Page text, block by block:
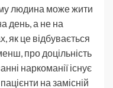
людина може жити
день, а не на
як це відбувається
про доцільність
наркоманії існує
на замісній